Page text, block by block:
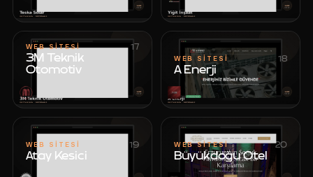
WEB SITESI 17
3M Teknik
Otomotiv
3M Teknik
Otomotiv
WEB SITESI 18
A Enerji
A Enerji
WEB SITESI 19
Atay Kesici
Atay Kesici
WEB SITESI 20
Büyükdoğu Otel
Büyükdoğu Otel